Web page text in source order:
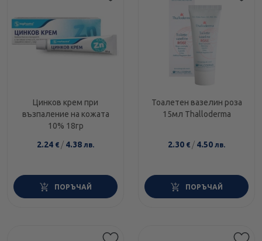
Цинков крем при
възпаление на кожата
10% 18гр
2.24 € / 4.38 лв.
ПОРЪЧАЙ
Тоалетен вазелин роза
15мл Thalloderma
2.30 € / 4.50 лв.
ПОРЪЧАЙ